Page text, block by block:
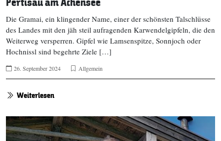
Die Gramai, ein klingender Name, einer der schönsten Talschlüsse
des Landes mit den jäh steil aufragenden Karwendelgipfeln, die den
Weiterweg versperren. Gipfel wie Lamsenspitze, Sonnjoch oder
Hochnissl sind begehrte Ziele […]
26. September 2024 Allgemein
Weiterlesen